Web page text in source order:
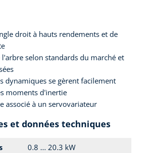
droit à hauts rendements et de
selon standards du marché et
dynamiques se gèrent facilement
moments d'inertie
associé à un servovariateur
et données techniques
0.8 ... 20.3 kW